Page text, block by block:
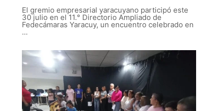
El gremio empresarial yaracuyano participó este
30 julio en el 11.° Directorio Ampliado de
Fedecámaras Yaracuy, un encuentro celebrado en
...